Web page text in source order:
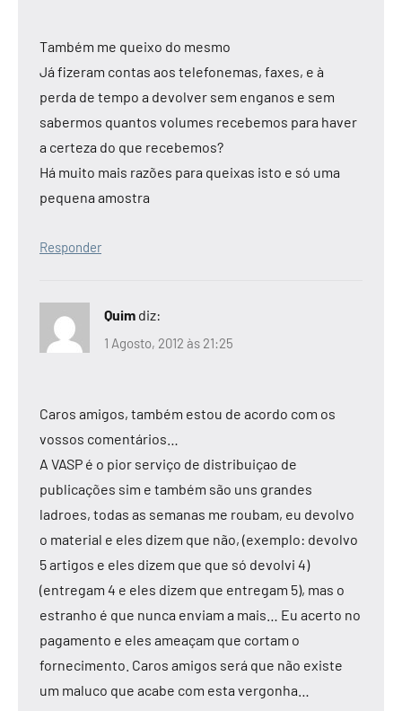
Também me queixo do mesmo
Já fizeram contas aos telefonemas, faxes, e à
perda de tempo a devolver sem enganos e sem
sabermos quantos volumes recebemos para haver
a certeza do que recebemos?
Há muito mais razões para queixas isto e só uma
pequena amostra
Responder
Quim diz:
1 Agosto, 2012 às 21:25
Caros amigos, também estou de acordo com os
vossos comentários…
A VASP é o pior serviço de distribuiçao de
publicações sim e também são uns grandes
ladroes, todas as semanas me roubam, eu devolvo
o material e eles dizem que não, (exemplo: devolvo
5 artigos e eles dizem que que só devolvi 4)
(entregam 4 e eles dizem que entregam 5), mas o
estranho é que nunca enviam a mais… Eu acerto no
pagamento e eles ameaçam que cortam o
fornecimento. Caros amigos será que não existe
um maluco que acabe com esta vergonha…